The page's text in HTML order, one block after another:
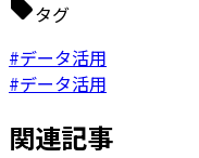
タグ
#データ活用
#データ活用
関連記事